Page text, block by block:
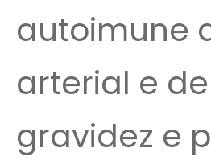
autoimune
arterial e
gravidez e